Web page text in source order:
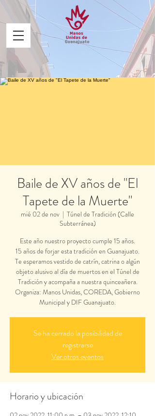
Baile de XV años de "El
Tapete de la Muerte"
mié 02 de nov
  |
Túnel de Tradición (Calle
Subterránea)
Este año nuestro proyecto cumple 15 años.
15 años de forjar esta tradición en Guanajuato.
Te esperamos vestido de catrín, catrina o algún
objeto alusivo al día de muertos en el Túnel de
Tradición y acompaña a nuestra quinceañera.
Organiza: Manos Unidas, COREDA, Gobierno
Se ha cerrado la posibilidad de
registrarse
Ver otros eventos
Horario y ubicación